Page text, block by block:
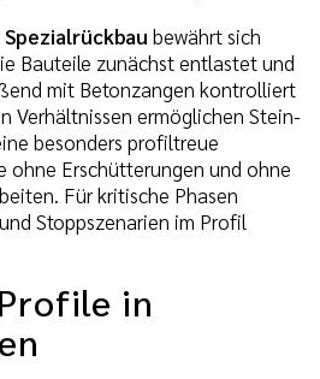
bewährt sich
Bauteile zunächst entlastet und
mit Betonzangen kontrolliert
Verhältnissen ermöglichen Stein-
besonders profiltreue
ohne Erschütterungen und ohne
Für kritische Phasen
Stoppszenarien im Profil
in